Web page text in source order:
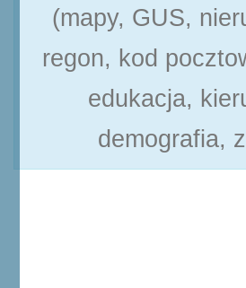
(mapy, GUS,
regon, kod
edukacja,
demografia,